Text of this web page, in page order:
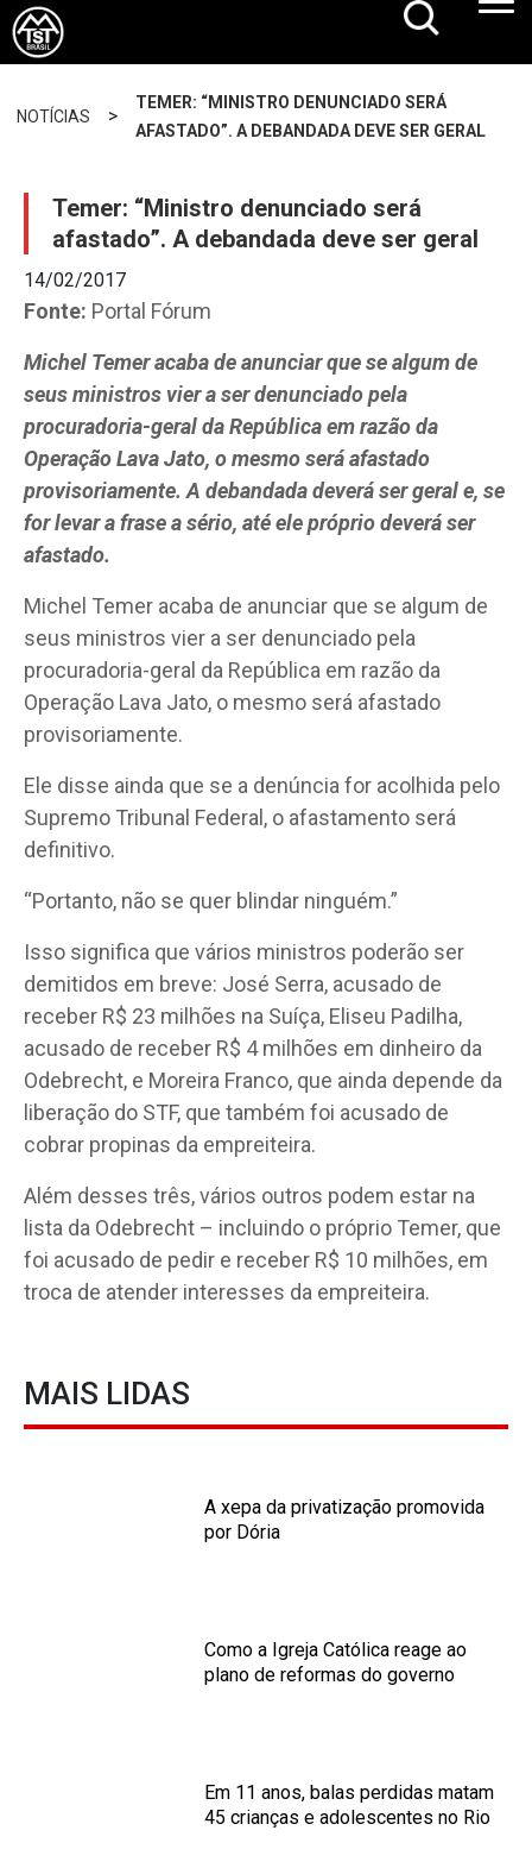
NOTÍCIAS >
TEMER: “MINISTRO DENUNCIADO SERÁ
AFASTADO”. A DEBANDADA DEVE SER GERAL
Temer: “Ministro denunciado será
afastado”. A debandada deve ser geral
14/02/2017
Fonte: Portal Fórum
Michel Temer acaba de anunciar que se algum de
seus ministros vier a ser denunciado pela
procuradoria-geral da República em razão da
Operação Lava Jato, o mesmo será afastado
provisoriamente. A debandada deverá ser geral e, se
for levar a frase a sério, até ele próprio deverá ser
afastado.
Michel Temer acaba de anunciar que se algum de
seus ministros vier a ser denunciado pela
procuradoria-geral da República em razão da
Operação Lava Jato, o mesmo será afastado
provisoriamente.
Ele disse ainda que se a denúncia for acolhida pelo
Supremo Tribunal Federal, o afastamento será
definitivo.
“Portanto, não se quer blindar ninguém.”
Isso significa que vários ministros poderão ser
demitidos em breve: José Serra, acusado de
receber R$ 23 milhões na Suíça, Eliseu Padilha,
acusado de receber R$ 4 milhões em dinheiro da
Odebrecht, e Moreira Franco, que ainda depende da
liberação do STF, que também foi acusado de
cobrar propinas da empreiteira.
Além desses três, vários outros podem estar na
lista da Odebrecht – incluindo o próprio Temer, que
foi acusado de pedir e receber R$ 10 milhões, em
troca de atender interesses da empreiteira.
MAIS LIDAS
A xepa da privatização promovida
por Dória
Como a Igreja Católica reage ao
plano de reformas do governo
Em 11 anos, balas perdidas matam
45 crianças e adolescentes no Rio